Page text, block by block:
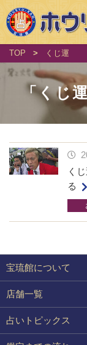
TOP > くじ運
「くじ
く
る
宝琉館について
店舗一覧
占いトピックス